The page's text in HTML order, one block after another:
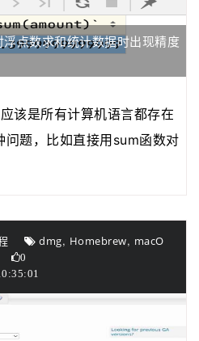
点数求和统计数据时出现精度
该是所有计算机语言都存在
题，比如直接用sum函数对
dmg, Homebrew, macO
0